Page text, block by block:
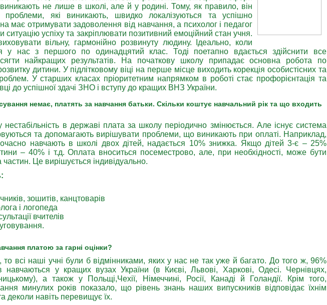
виникають не лише в школі, але й у родині. Тому, як правило, він
які виникають, швидко локалізуються та успішно
має отримувати задоволення від навчання, а психолог і педагог
ситуацію успіху та закріплювати позитивний емоційний стан учня.
вільну, гармонійно розвинуту людину. Ідеально, коли
у нас з першого по одинадцятий клас. Тоді поетапно вдається здійснити все
найкращих результатів. На початкову школу припадає основна робота по
дитини. У підлітковому віці на перше місце виходить корекція особистісних та
У старших класах пріоритетним напрямком в роботі стає профорієнтація та
до успішної здачі ЗНО і вступу до кращих ВНЗ України.
немає, платять за навчання батьки. Скільки коштує навчальний рік та що входить
нестабільність в державі плата за школу періодично змінюється. Але існує система
та допомагають вирішувати проблеми, що виникають при оплаті. Наприклад,
навчають в школі двох дітей, надається 10% знижка. Якщо дітей 3-є – 25%
– 40% і т.д. Оплата вноситься посеместрово, але, при необхідності, може бути
частин. Це вирішується індивідуально.
зошитів, канцтоварів
і логопеда
вчителів
платою за гарні оцінки?
всі наші учні були б відмінниками, яких у нас не так уже й багато. До того ж, 96%
навчаються у кращих вузах України (в Києві, Львові, Харкові, Одесі. Чернівцях,
а також у Польщі,Чехії, Німеччині, Росії, Канаді й Голандії. Крім того,
минулих років показало, що рівень знань наших випускників відповідає їхнім
деколи навіть перевищує їх.